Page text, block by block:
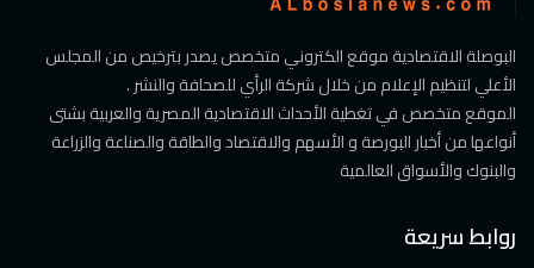
البوصلة الاقتصادية موقع الكتروني متخصص يصدر بترخيص من المجلس
الأعلي لتنظيم الإعلام من خلال شركة الرأي للصحافة والنشر .
الموقع متخصص في تغطية الأحداث الاقتصادية المصرية والعربية بشتى
أنواعها من أخبار البورصة و الأسهم والاقتصاد والطاقة والصناعة والزراعة
والبنوك والأسواق العالمية
روابط سريعة